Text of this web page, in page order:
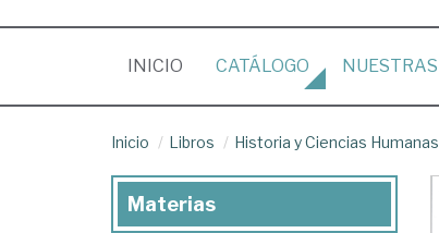
INICIO (CURRENT)
CATÁLOGO NUESTRAS
Inicio Libros Historia y Ciencias Humanas
Materias